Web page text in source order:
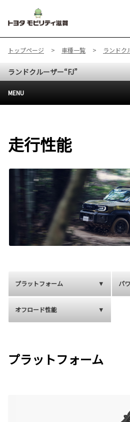
トップページ 車種一覧 ランドク
ランドクルーザー“FJ”
MENU
走行性能
プラットフォーム パ
オフロード性能
プラットフォーム